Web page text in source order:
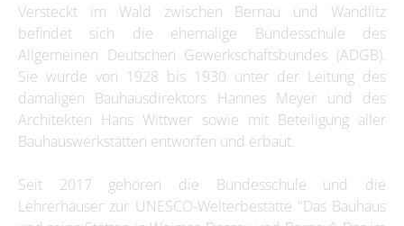
Versteckt im Wald zwischen Bernau und Wandlitz
befindet sich die ehemalige Bundesschule des
Allgemeinen Deutschen Gewerkschaftsbundes (ADGB).
Sie wurde von 1928 bis 1930 unter der Leitung des
damaligen Bauhausdirektors Hannes Meyer und des
Architekten Hans Wittwer sowie mit Beteiligung aller
Bauhauswerkstätten entworfen und erbaut.
Seit 2017 gehören die Bundesschule und die
Lehrerhäuser zur UNESCO-Welterbestätte "Das Bauhaus